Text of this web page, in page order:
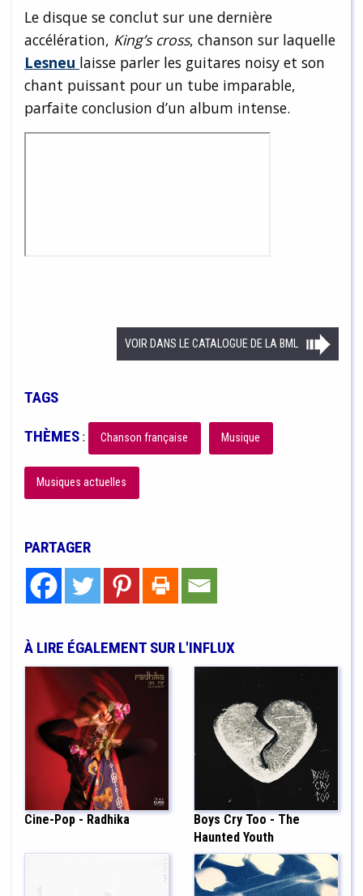
Le disque se conclut sur une dernière
accélération, King’s cross, chanson sur laquelle
Lesneu laisse parler les guitares noisy et son
chant puissant pour un tube imparable,
parfaite conclusion d’un album intense.
VOIR DANS LE CATALOGUE DE LA BML
TAGS
THÈMES: Chanson française Musique
Musiques actuelles
PARTAGER
À LIRE ÉGALEMENT SUR L'INFLUX
Cine-Pop - Radhika
Boys Cry Too - The
Haunted Youth